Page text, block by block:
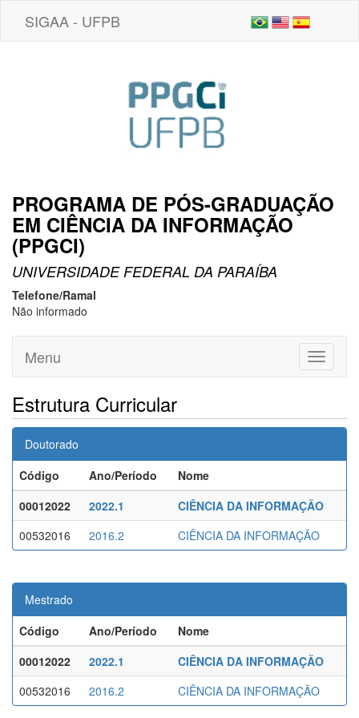
SIGAA - UFPB
PROGRAMA DE PÓS-GRADUAÇÃO
EM CIÊNCIA DA INFORMAÇÃO
(PPGCI)
UNIVERSIDADE FEDERAL DA PARAÍBA
Telefone/Ramal
Não informado
Toggle
Menu
Estrutura Curricular
Doutorado
Código
Ano/Período
Nome
00012022
2022.1
CIÊNCIA DA INFORMAÇÃO
00532016
2016.2 CIÊNCIA DA INFORMAÇÃO
Mestrado
Código
Ano/Período
Nome
00012022
2022.1
CIÊNCIA DA INFORMAÇÃO
00532016
2016.2 CIÊNCIA DA INFORMAÇÃO